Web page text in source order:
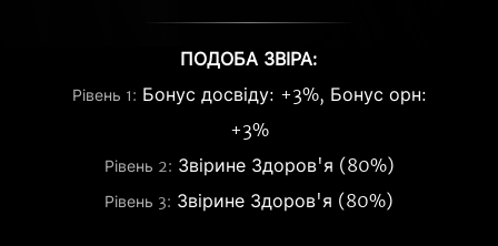
ПОДОБА ЗВІРА:
Рівень 1: Бонус досвіду: +3%, Бонус орн:
+3%
Рівень 2: Звірине Здоров'я (80%)
Рівень 3: Звірине Здоров'я (80%)